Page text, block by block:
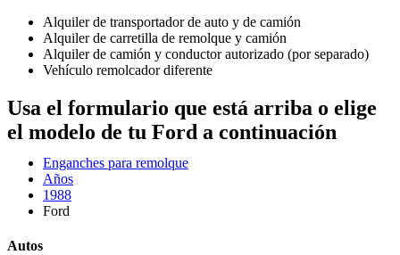
Alquiler de transportador de auto y de camión
Alquiler de carretilla de remolque y camión
Alquiler de camión y conductor autorizado (por separado)
Vehículo remolcador diferente
Usa el formulario que está arriba o elige
el modelo de tu Ford a continuación
Enganches para remolque
Años
1988
Ford
Autos